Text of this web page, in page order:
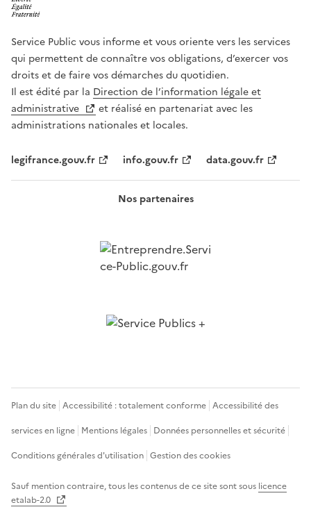
Service Public vous informe et vous oriente vers les services
qui permettent de connaître vos obligations, d’exercer vos
droits et de faire vos démarches du quotidien.
Il est édité par la Direction de l’information légale et
administrative
et réalisé en partenariat avec les
administrations nationales et locales.
legifrance.gouv.fr info.gouv.fr data.gouv.fr
Nos partenaires
Plan du site Accessibilité : totalement conforme Accessibilité des
services en ligne Mentions légales Données personnelles et sécurité
Conditions générales d'utilisation Gestion des cookies
Sauf mention contraire, tous les contenus de ce site sont sous licence
etalab-2.0